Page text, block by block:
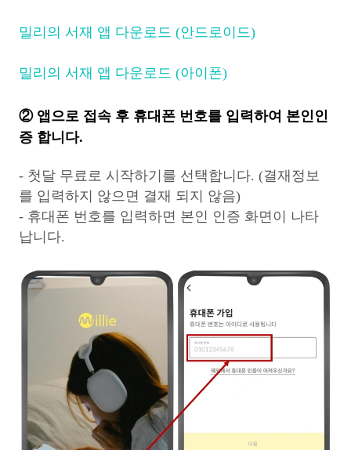
밀리의 서재 앱 다운로드 (안드로이드)
밀리의 서재 앱 다운로드 (아이폰)
② 앱으로 접속 후 휴대폰 번호를 입력하여 본인인
증 합니다.
- 첫달 무료로 시작하기를 선택합니다. (결재정보
를 입력하지 않으면 결재 되지 않음)
- 휴대폰 번호를 입력하면 본인 인증 화면이 나타
납니다.